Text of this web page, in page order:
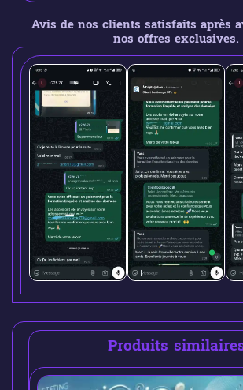
Avis de nos clients satisfaits après
nos offres exclusives.
Produits